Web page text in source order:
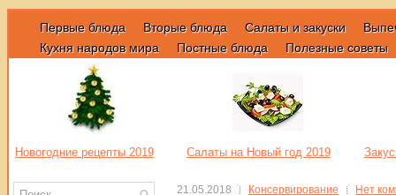
Первые блюда Вторые блюда Салаты и закуски
Кухня народов мира
Постные блюда Полезные советы
Новогодние рецепты 2019 Салаты на Новый год 2019
21.05.2018 Консервирование Нет